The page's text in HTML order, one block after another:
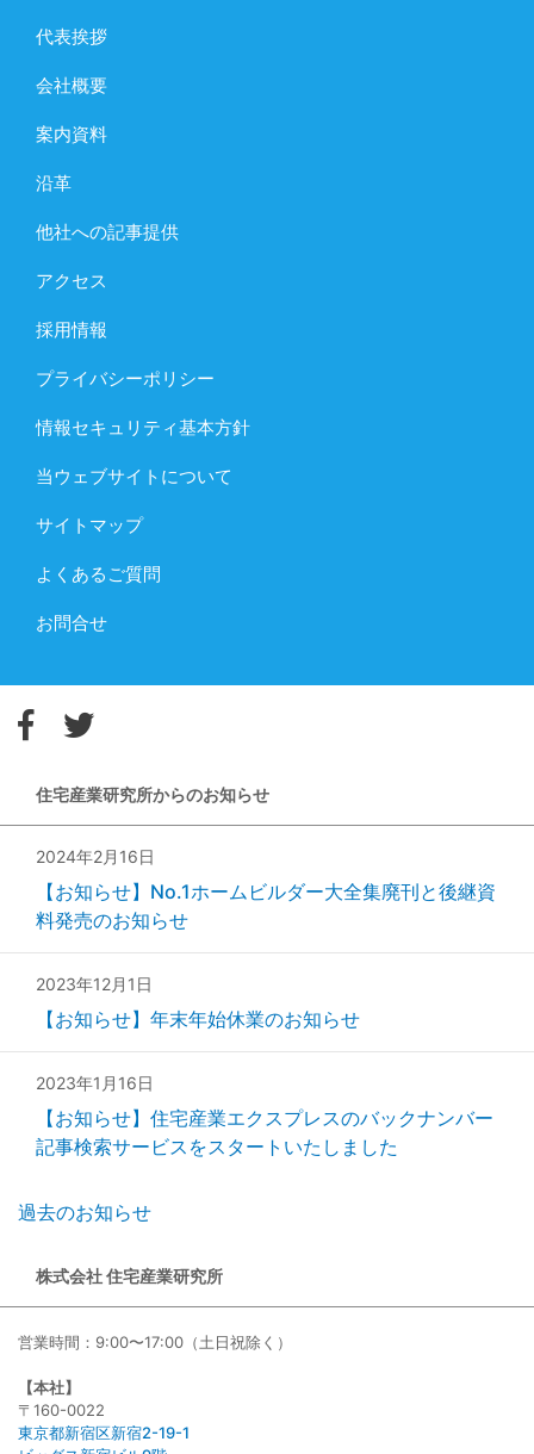
代表挨拶
会社概要
案内資料
沿革
他社への記事提供
アクセス
採用情報
プライバシーポリシー
情報セキュリティ基本方針
当ウェブサイトについて
サイトマップ
よくあるご質問
お問合せ
住宅産業研究所からのお知らせ
2024年2月16日
【お知らせ】No.1ホームビルダー大全集廃刊と後継資
料発売のお知らせ
2023年12月1日
【お知らせ】年末年始休業のお知らせ
2023年1月16日
【お知らせ】住宅産業エクスプレスのバックナンバー
記事検索サービスをスタートいたしました
過去のお知らせ
株式会社 住宅産業研究所
営業時間：9:00〜17:00（土日祝除く）
【本社】
〒160-0022
東京都新宿区新宿2-19-1